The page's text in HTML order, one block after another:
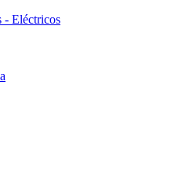
- Eléctricos